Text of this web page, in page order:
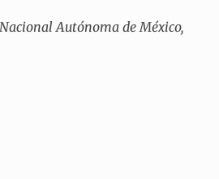
Autónoma de México,